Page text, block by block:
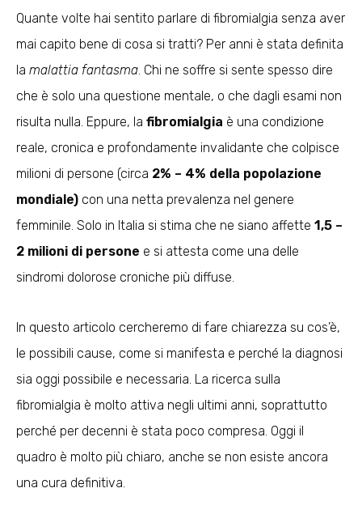
Quante volte hai sentito parlare di fibromialgia senza aver
mai capito bene di cosa si tratti? Per anni è stata definita
la malattia fantasma . Chi ne soffre si sente spesso dire
che è solo una questione mentale, o che dagli esami non
risulta nulla. Eppure, la fibromialgia è una condizione
reale, cronica e profondamente invalidante che colpisce
milioni di persone (circa 2% – 4% della popolazione
mondiale) con una netta prevalenza nel genere
femminile. Solo in Italia si stima che ne siano affette 1,5 –
2 milioni di persone e si attesta come una delle
sindromi dolorose croniche più diffuse.
In questo articolo cercheremo di fare chiarezza su cos’è,
le possibili cause, come si manifesta e perché la diagnosi
sia oggi possibile e necessaria. La ricerca sulla
fibromialgia è molto attiva negli ultimi anni, soprattutto
perché per decenni è stata poco compresa. Oggi il
quadro è molto più chiaro, anche se non esiste ancora
una cura definitiva.